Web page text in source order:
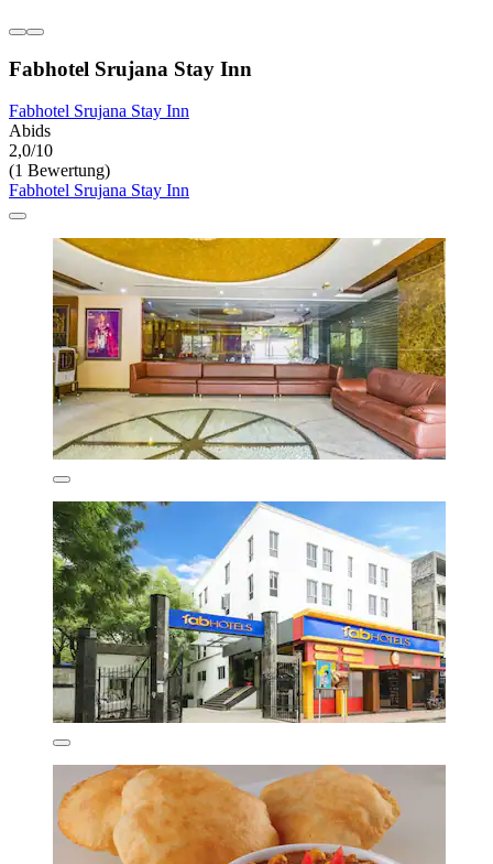
Fabhotel Srujana Stay Inn
Fabhotel Srujana Stay Inn
Abids
2,0/10
(1 Bewertung)
Fabhotel Srujana Stay Inn